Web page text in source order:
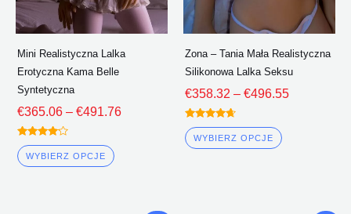
Mini Realistyczna Lalka
Erotyczna Kama Belle
Syntetyczna
€365.06 – €491.76
Oceniono
4.00
z 5
WYBIERZ OPCJE
na
Zona – Tania Mała Realistyczna
Silikonowa Lalka Seksu
€358.32 – €496.55
Oceniono
4.50
z 5
WYBIERZ OPCJE
na
produktu